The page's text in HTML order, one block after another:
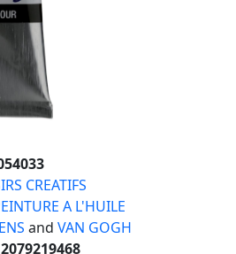
CREATIFS
A L'HUILE
and VAN GOGH